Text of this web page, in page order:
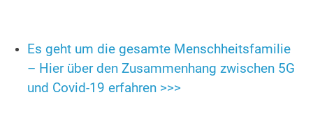
Es geht um die gesamte Menschheitsfamilie
– Hier über den Zusammenhang zwischen 5G
und Covid-19 erfahren >>>